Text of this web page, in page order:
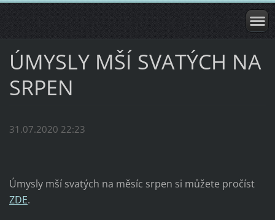
ÚMYSLY MŠÍ SVATÝCH NA
SRPEN
31.07.2020 22:23
Úmysly mší svatých na měsíc srpen si můžete pročíst
ZDE.